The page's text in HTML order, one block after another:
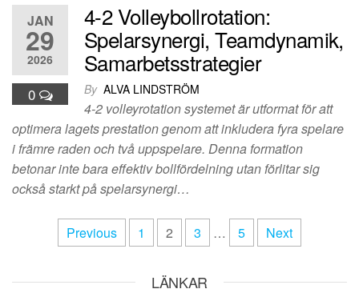
JAN
29
2026
0
4-2 Volleybollrotation:
Spelarsynergi, Teamdynamik,
Samarbetsstrategier
By ALVA LINDSTRÖM
4-2 volleyrotation systemet är utformat för att
optimera lagets prestation genom att inkludera fyra spelare
i främre raden och två uppspelare. Denna formation
betonar inte bara effektiv bollfördelning utan förlitar sig
också starkt på spelarsynergi…
PostsPrevious 1 2 3 … 5 Next
LÄNKAR